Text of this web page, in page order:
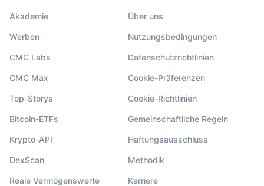
Akademie
Werben
CMC Labs
CMC Max
Top-Storys
Bitcoin-ETFs
Krypto-API
DexScan
Reale Vermögenswerte
Über uns
Nutzungsbedingungen
Datenschutzrichtlinien
Cookie-Präferenzen
Cookie-Richtlinien
Gemeinschaftliche Regeln
Haftungsausschluss
Methodik
Karriere